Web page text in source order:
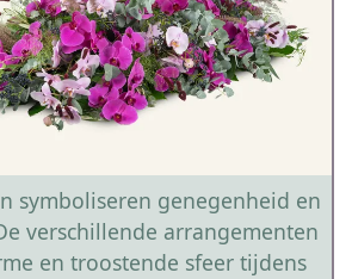
symboliseren genegenheid en
verschillende arrangementen
en troostende sfeer tijdens